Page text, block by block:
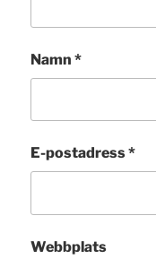
Namn *
E-postadress*
Webbplats